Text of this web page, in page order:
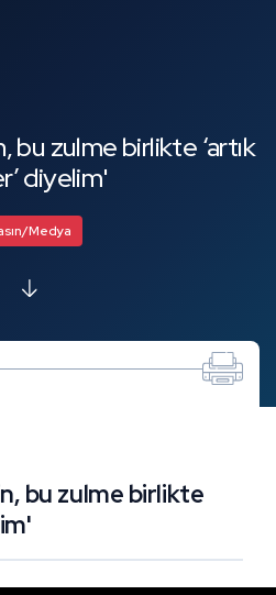
bu zulme birlikte ‘artık
diyelim'
Medya
bu zulme birlikte